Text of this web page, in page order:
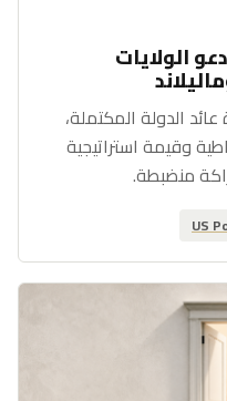
الولايات
الدولة المكتملة،
وقيمة استراتيجية
منضبطة.
US